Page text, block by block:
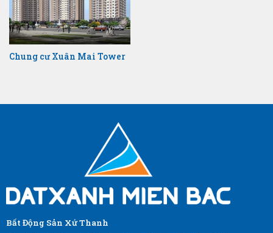
Chung cư Xuân Mai Tower
Bất Động Sản Xứ Thanh